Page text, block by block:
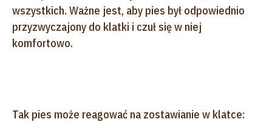
wszystkich. Ważne jest, aby pies był odpowiednio
przyzwyczajony do klatki i czuł się w niej
komfortowo.
Tak pies może reagować na zostawianie w klatce: